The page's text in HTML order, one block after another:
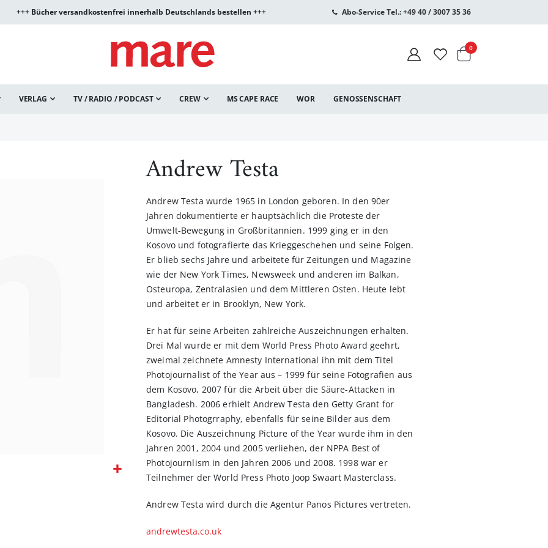
+++ Bücher versandkostenfrei innerhalb Deutschlands bestellen +++ Abo-Service Tel.: +49 40 / 3007 35 36
Warenkorb
0Artikel
VERLAG TV / RADIO / PODCAST CREW MS CAPE RACE WOR GENOSSENSCHAFT
Andrew Testa
Andrew Testa wurde 1965 in London geboren. In den 90er
Jahren dokumentierte er hauptsächlich die Proteste der
Umwelt-Bewegung in Großbritannien. 1999 ging er in den
Kosovo und fotografierte das Krieggeschehen und seine Folgen.
Er blieb sechs Jahre und arbeitete für Zeitungen und Magazine
wie der New York Times, Newsweek und anderen im Balkan,
Osteuropa, Zentralasien und dem Mittleren Osten. Heute lebt
und arbeitet er in Brooklyn, New York.
Er hat für seine Arbeiten zahlreiche Auszeichnungen erhalten.
Drei Mal wurde er mit dem World Press Photo Award geehrt,
zweimal zeichnete Amnesty International ihn mit dem Titel
Photojournalist of the Year aus – 1999 für seine Fotografien aus
dem Kosovo, 2007 für die Arbeit über die Säure-Attacken in
Bangladesh. 2006 erhielt Andrew Testa den Getty Grant for
Editorial Photogrraphy, ebenfalls für seine Bilder aus dem
Kosovo. Die Auszeichnung Picture of the Year wurde ihm in den
Jahren 2001, 2004 und 2005 verliehen, der NPPA Best of
Photojournlism in den Jahren 2006 und 2008. 1998 war er
Teilnehmer der World Press Photo Joop Swaart Masterclass.
Andrew Testa wird durch die Agentur Panos Pictures vertreten.
andrewtesta.co.uk